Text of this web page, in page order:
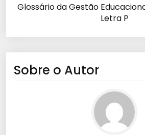
Glossário da Gestão
Letra P
Sobre o Autor